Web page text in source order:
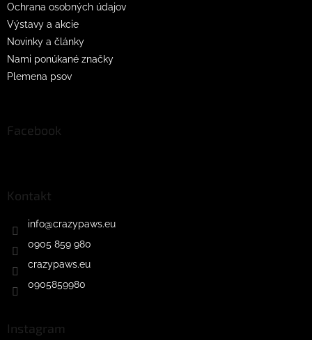
Ochrana osobných údajov
Výstavy a akcie
Novinky a články
Nami ponúkané značky
Plemena psov
Facebook
Kontakt
info@crazypaws.eu
0905 859 980
crazypaws.eu
0905859980
Instagram